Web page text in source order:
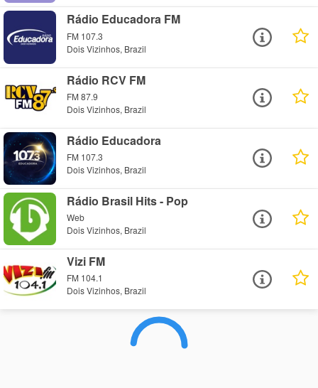
Rádio Educadora FM
FM 107.3
Dois Vizinhos, Brazil
Rádio RCV FM
FM 87.9
Dois Vizinhos, Brazil
Rádio Educadora
FM 107.3
Dois Vizinhos, Brazil
Rádio Brasil Hits - Pop
Web
Dois Vizinhos, Brazil
Vizi FM
FM 104.1
Dois Vizinhos, Brazil